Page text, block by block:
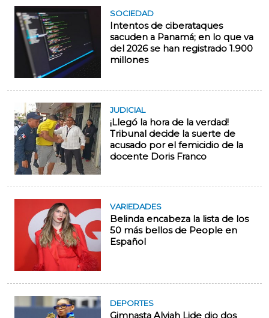
SOCIEDAD
Intentos de ciberataques
sacuden a Panamá; en lo que va
del 2026 se han registrado 1.900
millones
JUDICIAL
¡Llegó la hora de la verdad!
Tribunal decide la suerte de
acusado por el femicidio de la
docente Doris Franco
VARIEDADES
Belinda encabeza la lista de los
50 más bellos de People en
Español
DEPORTES
Gimnasta Alyiah Lide dio dos